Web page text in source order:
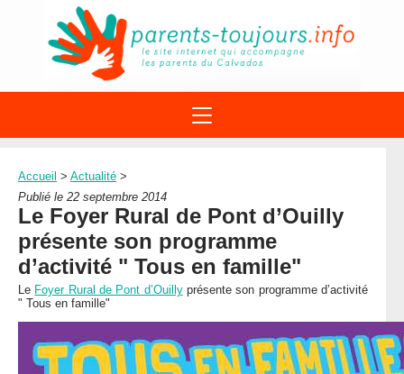
À PROPOS DU REAAP
1ÈRE VISITE
ACTUALITÉ
AGENDA
DISPOSITIFS PARENTALITÉ
SITES INTERNET
NUMÉROS VERTS
LEXIQUE
MENTIONS LÉGALES
CONTACT
STRUCTURES
DOCUMENTS
FORMATIONS
Accueil > Actualité >
Publié le 22 septembre 2014
Le Foyer Rural de Pont d’Ouilly
présente son programme
d’activité " Tous en famille"
Le Foyer Rural de Pont d’Ouillyprésente son programme d’activité
" Tous en famille"